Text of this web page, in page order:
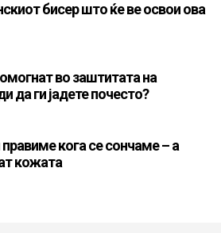
бисер што ќе ве освои ова
во заштитата на
да ги јадете почесто?
кога се сончаме – а
кожата